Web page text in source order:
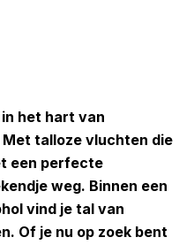
het hart van
Met talloze vluchten die
een perfecte
weg. Binnen een
vind je tal van
Of je nu op zoek bent